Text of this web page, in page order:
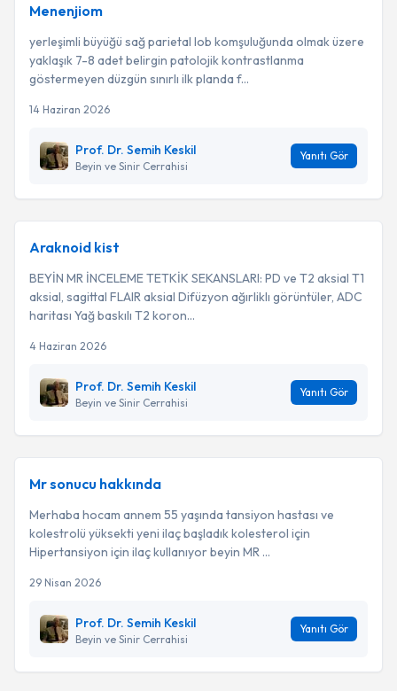
Menenjiom
yerleşimli büyüğü sağ parietal lob komşuluğunda olmak üzere
yaklaşık 7-8 adet belirgin patolojik kontrastlanma
göstermeyen düzgün sınırlı ilk planda f...
14 Haziran 2026
Prof. Dr. Semih Keskil
Beyin ve Sinir Cerrahisi
Yanıtı Gör
Araknoid kist
BEYİN MR İNCELEME TETKİK SEKANSLARI: PD ve T2 aksial T1
aksial, sagittal FLAIR aksial Difüzyon ağırliklı görüntüler, ADC
haritası Yağ baskılı T2 koron...
4 Haziran 2026
Prof. Dr. Semih Keskil
Beyin ve Sinir Cerrahisi
Yanıtı Gör
Mr sonucu hakkında
Merhaba hocam annem 55 yaşında tansiyon hastası ve
kolestrolü yüksekti yeni ilaç başladık kolesterol için
Hipertansiyon için ilaç kullanıyor beyin MR ...
29 Nisan 2026
Prof. Dr. Semih Keskil
Beyin ve Sinir Cerrahisi
Yanıtı Gör